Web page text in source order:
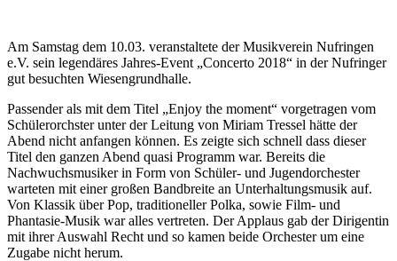
Am Samstag dem 10.03. veranstaltete der Musikverein Nufringen
e.V. sein legendäres Jahres-Event „Concerto 2018“ in der Nufringer
gut besuchten Wiesengrundhalle.
Passender als mit dem Titel „Enjoy the moment“ vorgetragen vom
Schülerorchster unter der Leitung von Miriam Tressel hätte der
Abend nicht anfangen können. Es zeigte sich schnell dass dieser
Titel den ganzen Abend quasi Programm war. Bereits die
Nachwuchsmusiker in Form von Schüler- und Jugendorchester
warteten mit einer großen Bandbreite an Unterhaltungsmusik auf.
Von Klassik über Pop, traditioneller Polka, sowie Film- und
Phantasie-Musik war alles vertreten. Der Applaus gab der Dirigentin
mit ihrer Auswahl Recht und so kamen beide Orchester um eine
Zugabe nicht herum.